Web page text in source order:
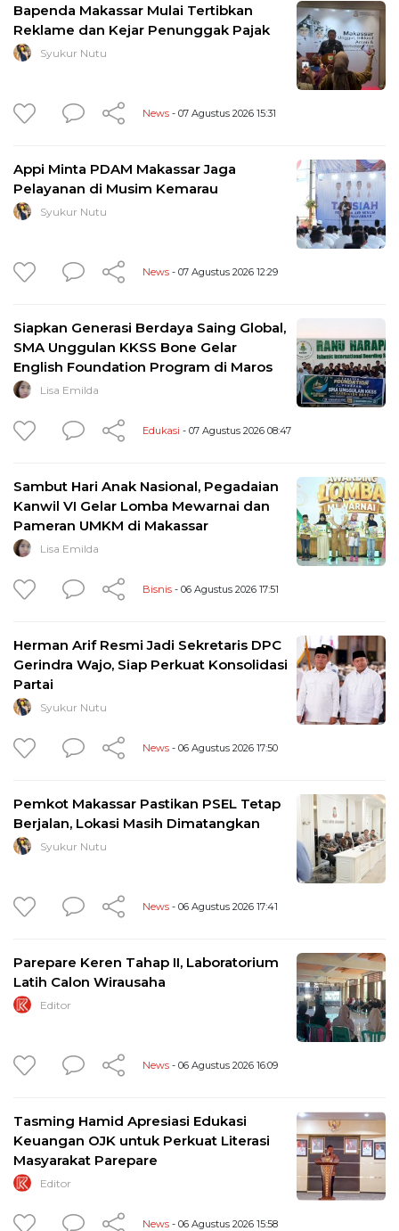
Bapenda Makassar Mulai Tertibkan
Reklame dan Kejar Penunggak Pajak
Syukur Nutu
News - 07 Agustus 2026 15:31
Appi Minta PDAM Makassar Jaga
Pelayanan di Musim Kemarau
Syukur Nutu
News - 07 Agustus 2026 12:29
Siapkan Generasi Berdaya Saing Global,
SMA Unggulan KKSS Bone Gelar
English Foundation Program di Maros
Lisa Emilda
Edukasi - 07 Agustus 2026 08:47
Sambut Hari Anak Nasional, Pegadaian
Kanwil VI Gelar Lomba Mewarnai dan
Pameran UMKM di Makassar
Lisa Emilda
Bisnis - 06 Agustus 2026 17:51
Herman Arif Resmi Jadi Sekretaris DPC
Gerindra Wajo, Siap Perkuat Konsolidasi
Partai
Syukur Nutu
News - 06 Agustus 2026 17:50
Pemkot Makassar Pastikan PSEL Tetap
Berjalan, Lokasi Masih Dimatangkan
Syukur Nutu
News - 06 Agustus 2026 17:41
Parepare Keren Tahap II, Laboratorium
Latih Calon Wirausaha
Editor
News - 06 Agustus 2026 16:09
Tasming Hamid Apresiasi Edukasi
Keuangan OJK untuk Perkuat Literasi
Masyarakat Parepare
Editor
News - 06 Agustus 2026 15:58